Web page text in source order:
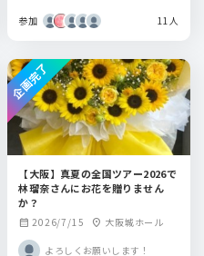
参加 11人
【大阪】真夏の全国ツアー2026で
林瑠奈さんにお花を贈りません
か？
calendar_month 2026/7/15 location_on 大阪城ホール
よろしくお願いします！
企画完了